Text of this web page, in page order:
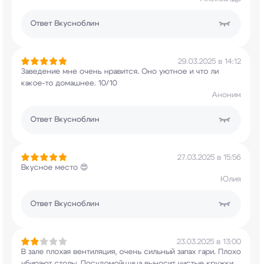
Ответ Вкусноблин
29.03.2025 в 14:12
Заведение мне очень нравится. Оно уютное и что ли
какое-то домашнее. 10/10
Аноним
Ответ Вкусноблин
27.03.2025 в 15:56
Вкусное место 😍
Юлия
Ответ Вкусноблин
23.03.2025 в 13:00
В зале плохая вентиляция, очень сильный запах гари. Плохо